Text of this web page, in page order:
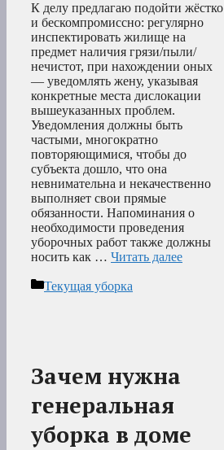
К делу предлагаю подойти жёстко
и бескомпромиссно: регулярно
инспектировать жилище на
предмет наличия грязи/пыли/
нечистот, при нахождении оных
— уведомлять жену, указывая
конкретные места дислокации
вышеуказанных проблем.
Уведомления должны быть
частыми, многократно
повторяющимися, чтобы до
субъекта дошло, что она
невнимательна и некачественно
выполняет свои прямые
обязанности. Напоминания о
необходимости проведения
уборочных работ также должны
носить как … Читать далее
Рубрики
Текущая уборка
Зачем нужна
генеральная
уборка в доме